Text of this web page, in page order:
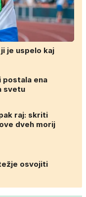
je uspelo kaj
postala ena
svetu
raj: skriti
dveh morij
osvojiti